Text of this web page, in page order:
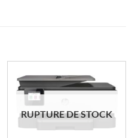
RUPTURE DE STOCK